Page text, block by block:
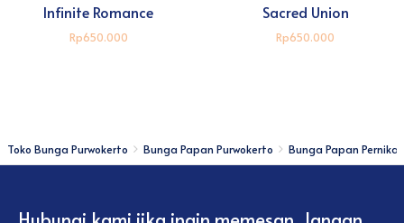
Infinite Romance
Rp650.000
Sacred Union
Rp650.000
Toko Bunga Purwokerto Bunga Papan Purwokerto Bunga Papan